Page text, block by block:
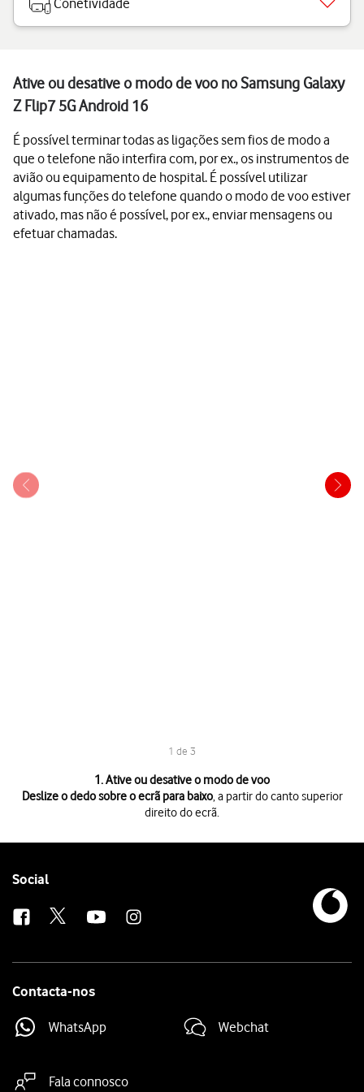
Conetividade
Ative ou desative o modo de voo no Samsung Galaxy
Z Flip7 5G Android 16
É possível terminar todas as ligações sem fios de modo a
que o telefone não interfira com, por ex., os instrumentos de
avião ou equipamento de hospital. É possível utilizar
algumas funções do telefone quando o modo de voo estiver
ativado, mas não é possível, por ex., enviar mensagens ou
efetuar chamadas.
1 de 3
1. Ative ou desative o modo de voo
Deslize o dedo sobre o ecrã para baixo, a partir do canto superior
direito do ecrã.
Primao ícone de modo de voopara ativar ou desativar a função.
Follow
Social
Contacta-nos
WhatsApp Webchat
Fala connosco